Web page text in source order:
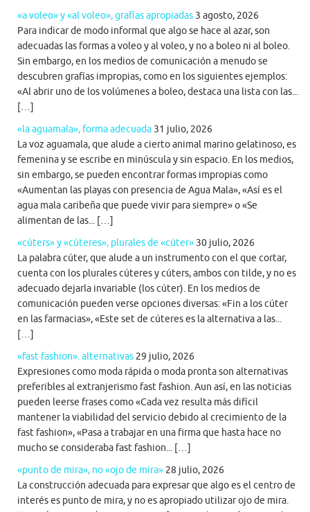
«a voleo» y «al voleo», grafías apropiadas 3 agosto, 2026
Para indicar de modo informal que algo se hace al azar, son
adecuadas las formas a voleo y al voleo, y no a boleo ni al boleo.
Sin embargo, en los medios de comunicación a menudo se
descubren grafías impropias, como en los siguientes ejemplos:
«Al abrir uno de los volúmenes a boleo, destaca una lista con las...
[…]
«la aguamala», forma adecuada 31 julio, 2026
La voz aguamala, que alude a cierto animal marino gelatinoso, es
femenina y se escribe en minúscula y sin espacio. En los medios,
sin embargo, se pueden encontrar formas impropias como
«Aumentan las playas con presencia de Agua Mala», «Así es el
agua mala caribeña que puede vivir para siempre» o «Se
alimentan de las... […]
«cúters» y «cúteres», plurales de «cúter» 30 julio, 2026
La palabra cúter, que alude a un instrumento con el que cortar,
cuenta con los plurales cúteres y cúters, ambos con tilde, y no es
adecuado dejarla invariable (los cúter). En los medios de
comunicación pueden verse opciones diversas: «Fin a los cúter
en las farmacias», «Este set de cúteres es la alternativa a las...
[…]
«fast fashion». alternativas 29 julio, 2026
Expresiones como moda rápida o moda pronta son alternativas
preferibles al extranjerismo fast fashion. Aun así, en las noticias
pueden leerse frases como «Cada vez resulta más difícil
mantener la viabilidad del servicio debido al crecimiento de la
fast fashion», «Pasa a trabajar en una firma que hasta hace no
mucho se consideraba fast fashion... […]
«punto de mira», no «ojo de mira» 28 julio, 2026
La construcción adecuada para expresar que algo es el centro de
interés es punto de mira, y no es apropiado utilizar ojo de mira.